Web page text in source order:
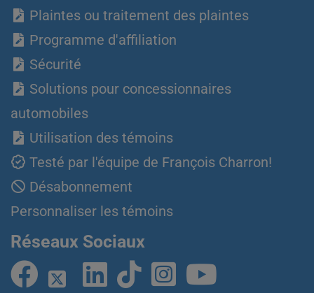
Plaintes ou traitement des plaintes
Programme d'affiliation
Sécurité
Solutions pour concessionnaires
automobiles
Utilisation des témoins
Testé par l'équipe de François Charron!
Désabonnement
Personnaliser les témoins
Réseaux Sociaux